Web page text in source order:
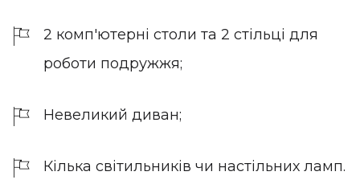
2 комп'ютерні столи та 2 стільці для
роботи подружжя;
Невеликий диван;
Кілька світильників чи настільних ламп.